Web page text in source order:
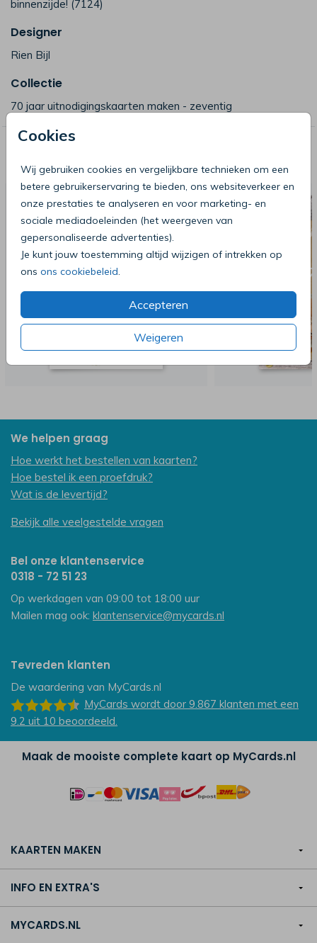
Cookies
Wij gebruiken cookies en vergelijkbare technieken om een
betere gebruikerservaring te bieden, ons websiteverkeer en
onze prestaties te analyseren en voor marketing- en
sociale mediadoeleinden (het weergeven van
gepersonaliseerde advertenties).
Je kunt jouw toestemming altijd wijzigen of intrekken op
ons ons cookiebeleid
Accepteren
Weigeren
binnenzijde! (7124)
Designer
Rien Bijl
Collectie
70 jaar uitnodigingskaarten maken - zeventig
voor je
We helpen graag
Hoe werkt het bestellen van kaarten?
Hoe bestel ik een proefdruk?
Wat is de levertijd?
Bekijk alle veelgestelde vragen
Bel onze klantenservice
0318 - 72 51 23
Op werkdagen van 09:00 tot 18:00 uur
Mailen mag ook: klantenservice@mycards.nl
Tevreden klanten
De waardering van MyCards.nl
MyCards wordt door 9.867 klanten met een
9.2 uit 10 beoordeeld.
Maak de mooiste complete kaart op MyCards.nl
KAARTEN MAKEN
INFO EN EXTRA'S
MYCARDS.NL